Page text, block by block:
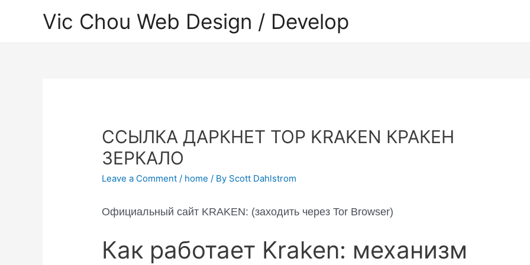
Vic Chou Web Design / Develop
ССЫЛКА ДАРКНЕТ ТОР KRAKEN КРАКЕН
ЗЕРКАЛО
Leave a Comment / home / By Scott Dahlstrom
Официальный сайт KRAKEN: (заходить через Tor Browser)
Как работает Kraken: механизм